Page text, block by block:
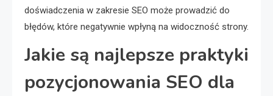
doświadczenia w zakresie SEO może prowadzić do
błędów, które negatywnie wpłyną na widoczność strony.
Jakie są najlepsze praktyki
pozycjonowania SEO dla